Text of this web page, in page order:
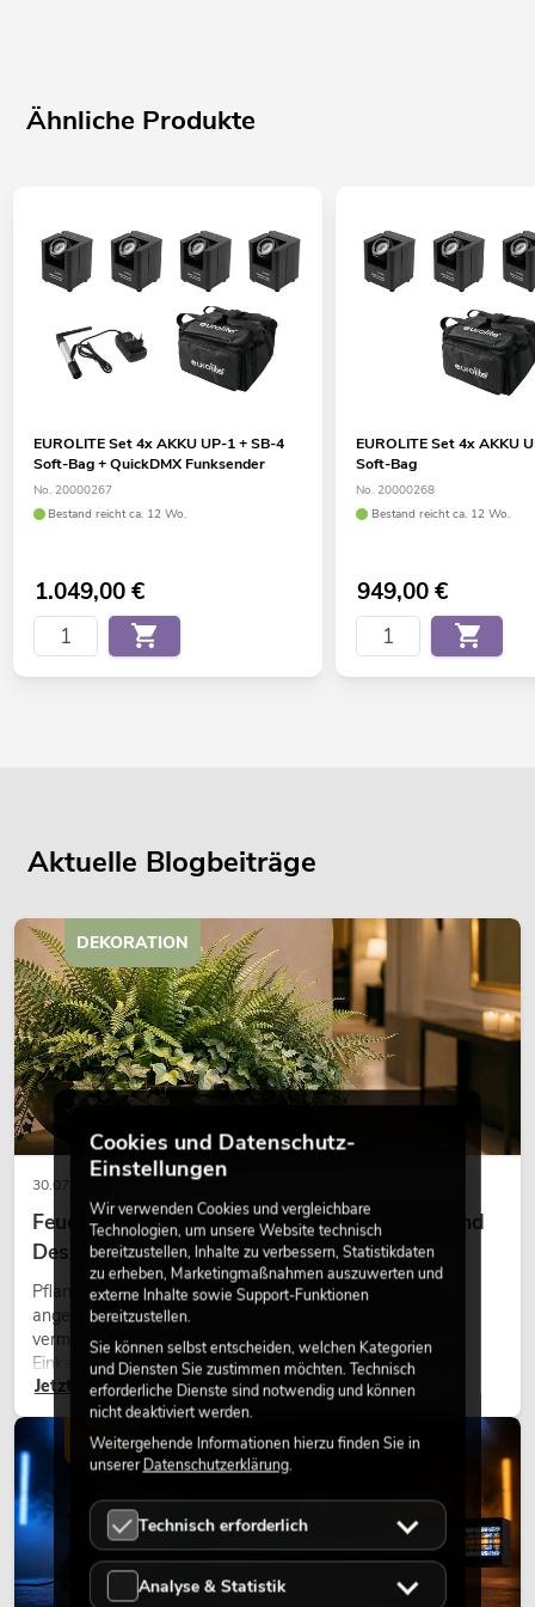
Aluminiumprofilrahmen 30mm mit abgerundeten Ecken
2 hochwertige Butterfly-Schlösser mit Absperrfunktion
Verschließbar über
4 x Lenkrollen davon 2 mit Feststellbremse Ø 100 mm
4 x Stapelschalen im Deckel
Ähnliche Produkte
EUROLITE Set 4x AKKU UP-1 + SB-4
Soft-Bag + QuickDMX Funksender
No. 20000267
Bestand reicht ca. 12 Wo.
1.049,00€
EUROLITE Set 4x AKKU
Soft-Bag
No. 20000268
Bestand reicht ca. 12 Wo.
949,00€
Aktuelle Blogbeiträge
30.07.2026
Feuerhemmende Kunstpflanzen: Sicherheit und
Design perfekt kombiniert
Pflanzen machen Räume lebendig. Sie schaffen eine
angenehme Atmosphäre, verbessern das Ambiente und
vermitteln Natürlichkeit. Ob in Hotels, Restaurants,
Einkaufszentren, Bürogebäuden oder auf Messeständen:
eine hochwertige Begrünung gehört heute längst zum
modernen Raumkonzept.
Jetzt lesen
DEKORATION
LICHT
Cookies und Datenschutz-
Einstellungen
Wir verwenden Cookies und vergleichbare
Technologien, um unsere Website technisch
bereitzustellen, Inhalte zu verbessern, Statistikdaten
zu erheben, Marketingmaßnahmen auszuwerten und
externe Inhalte sowie Support-Funktionen
bereitzustellen.
Sie können selbst entscheiden, welchen Kategorien
und Diensten Sie zustimmen möchten. Technisch
erforderliche Dienste sind notwendig und können
nicht deaktiviert werden.
Weitergehende Informationen hierzu finden Sie in
unsererDatenschutzerklärung.
Technisch erforderlich
Analyse & Statistik